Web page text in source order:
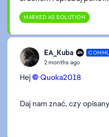
MARKED AS SOLUTION
EA_Kuba
2 months ago
Hej Quoka2018​
Daj nam znać, czy